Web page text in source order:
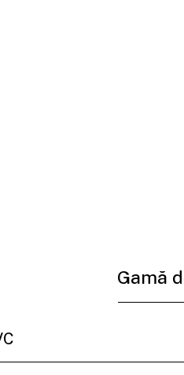
Gamă